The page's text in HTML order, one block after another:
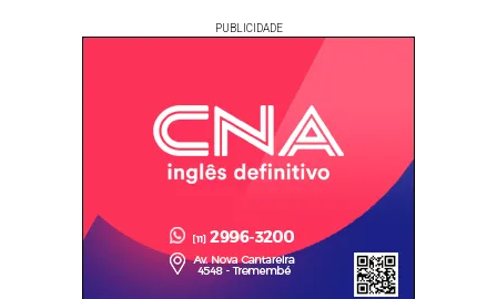
PUBLICIDADE